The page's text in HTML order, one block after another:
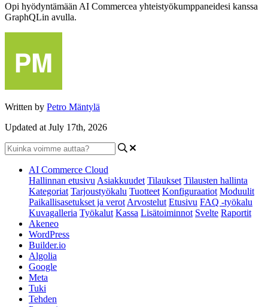
Opi hyödyntämään AI Commercea yhteistyökumppaneidesi kanssa
GraphQLin avulla.
Written by Petro Mäntylä
Updated at July 17th, 2026
AI Commerce Cloud
Hallinnan etusivu Asiakkuudet Tilaukset Tilausten hallinta
Kategoriat Tarjoustyökalu Tuotteet Konfiguraatiot Moduulit
Paikallisasetukset ja verot Arvostelut Etusivu FAQ -työkalu
Kuvagalleria Työkalut Kassa Lisätoiminnot Svelte Raportit
Akeneo
WordPress
Builder.io
Algolia
Google
Meta
Tuki
Tehden